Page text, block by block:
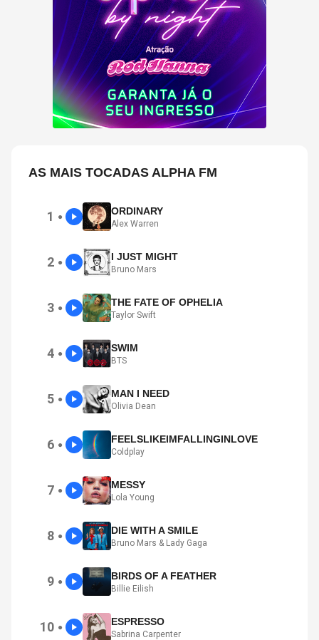
AS MAIS TOCADAS ALPHA FM
1 ● ORDINARY
Alex Warren
2 ● I JUST MIGHT
Bruno Mars
3 ● THE FATE OF OPHELIA
Taylor Swift
4 ● SWIM
BTS
5 ● MAN I NEED
Olivia Dean
6 ● FEELSLIKEIMFALLINGINLOVE
Coldplay
7 ● MESSY
Lola Young
8 ● DIE WITH A SMILE
Bruno Mars & Lady Gaga
9 ● BIRDS OF A FEATHER
Billie Eilish
10 ● ESPRESSO
Sabrina Carpenter